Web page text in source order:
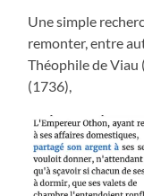
Une simple
remonter, entre
Théophile de
(1736),